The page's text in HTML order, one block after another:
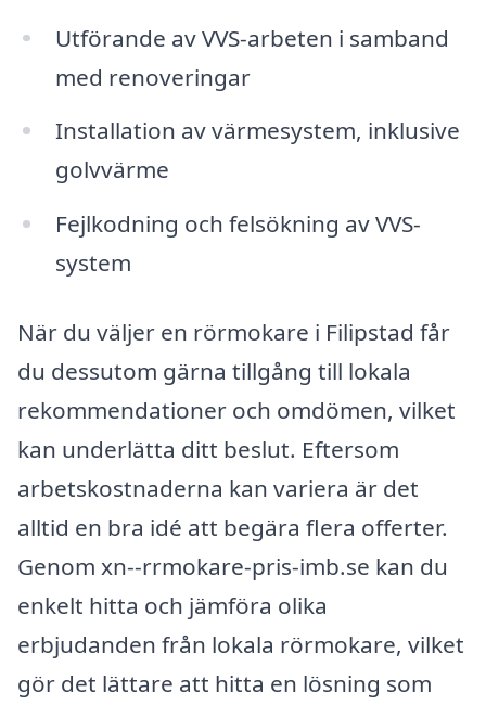
Utförande av VVS-arbeten i samband
med renoveringar
Installation av värmesystem, inklusive
golvvärme
Fejlkodning och felsökning av VVS-
system
När du väljer en rörmokare i Filipstad får
du dessutom gärna tillgång till lokala
rekommendationer och omdömen, vilket
kan underlätta ditt beslut. Eftersom
arbetskostnaderna kan variera är det
alltid en bra idé att begära flera offerter.
Genom xn--rrmokare-pris-imb.se kan du
enkelt hitta och jämföra olika
erbjudanden från lokala rörmokare, vilket
gör det lättare att hitta en lösning som